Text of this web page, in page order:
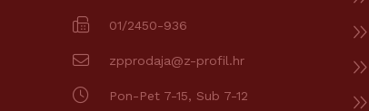
01/2450-936
zpprodaja@z-profil.hr
Pon-Pet 7-15, Sub 7-12